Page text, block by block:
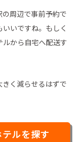
周辺で事前予約で
いですね。もしく
から自宅へ配送す
く減らせるはずで
ルを探す